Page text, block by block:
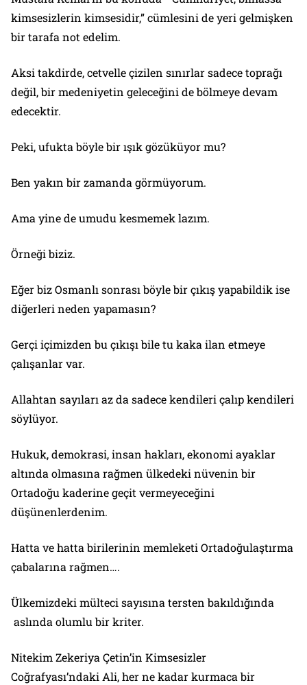
kimsesizlerin kimsesidir,” cümlesini de yeri gelmişken
bir tarafa not edelim.
Aksi takdirde, cetvelle çizilen sınırlar sadece toprağı
değil, bir medeniyetin geleceğini de bölmeye devam
edecektir.
Peki, ufukta böyle bir ışık gözüküyor mu?
Ben yakın bir zamanda görmüyorum.
Ama yine de umudu kesmemek lazım.
Örneği biziz.
Eğer biz Osmanlı sonrası böyle bir çıkış yapabildik ise
diğerleri neden yapamasın?
Gerçi içimizden bu çıkışı bile tu kaka ilan etmeye
çalışanlar var.
Allahtan sayıları az da sadece kendileri çalıp kendileri
söylüyor.
Hukuk, demokrasi, insan hakları, ekonomi ayaklar
altında olmasına rağmen ülkedeki nüvenin bir
Ortadoğu kaderine geçit vermeyeceğini
düşünenlerdenim.
Hatta ve hatta birilerinin memleketi Ortadoğulaştırma
çabalarına rağmen….
Ülkemizdeki mülteci sayısına tersten bakıldığında
aslında olumlu bir kriter.
Nitekim Zekeriya Çetin’in Kimsesizler
Coğrafyası’ndaki Ali, her ne kadar kurmaca bir